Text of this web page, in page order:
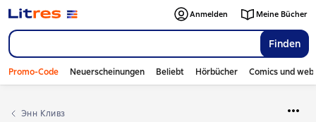
Finden
Anmelden Meine Bücher
Promo-Code Neuerscheinungen Beliebt Hörbücher Comics und
Энн Кливз